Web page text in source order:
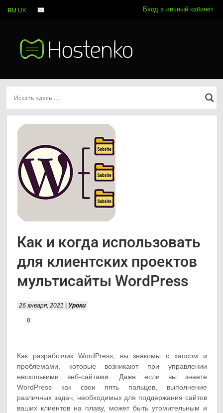
Вход в личный кабинет
Как и когда использовать
для клиентских проектов
мультисайты WordPress
26 января, 2021 |Уроки
0
Как разработчик WordPress, вы знакомы с хаосом и
проблемами, которые возникают при управлении
несколькими веб-сайтами. Даже если вы знаете
WordPress как свои пять пальцев, выполнение
различных задач, необходимых для поддержания сайтов
ваших клиентов на плаву, может быть утомительным и
RU UK